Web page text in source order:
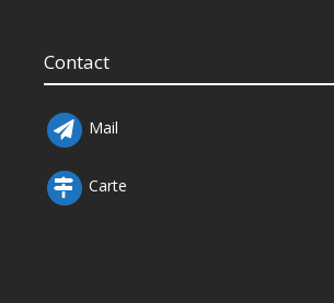
Contact
Mail
Carte